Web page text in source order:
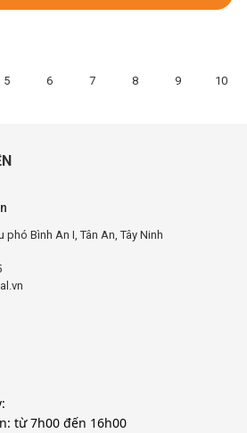
5 6 7 8 9 10
phó Bình An I, Tân An, Tây Ninh
từ 7h00 đến 16h00